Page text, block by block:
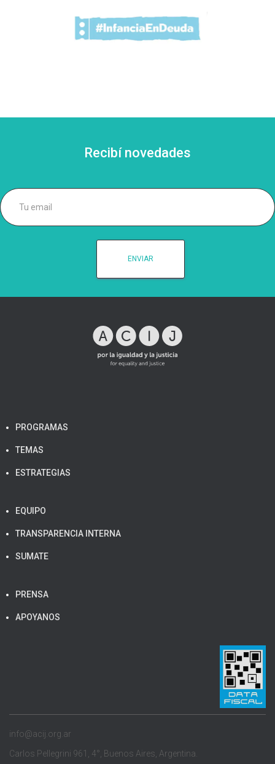
Recibí novedades
PROGRAMAS
TEMAS
ESTRATEGIAS
EQUIPO
TRANSPARENCIA INTERNA
SUMATE
PRENSA
APOYANOS
info@acij.org.ar
Carlos Pellegrini 961, 4°, Buenos Aires, Argentina.